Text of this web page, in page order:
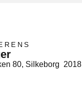
80, Silkeborg 2018